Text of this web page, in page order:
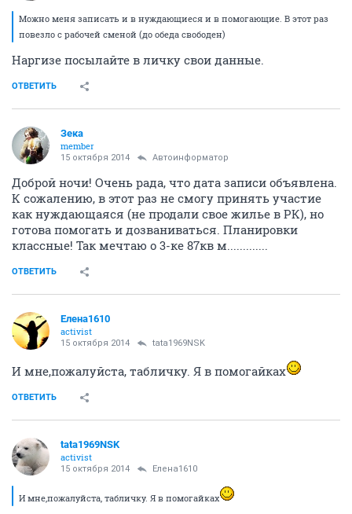
Можно меня записать и в нуждающиеся и в помогающие. В этот раз
повезло с рабочей сменой (до обеда свободен)
Наргизе посылайте в личку свои данные.
ОТВЕТИТЬ
Зека
member
15 октября 2014 Автоинформатор
Доброй ночи! Очень рада, что дата записи объявлена.
К сожалению, в этот раз не смогу принять участие
как нуждающаяся (не продали свое жилье в РК), но
готова помогать и дозваниваться. Планировки
классные! Так мечтаю о 3-ке 87кв м.............
ОТВЕТИТЬ
Елена1610
activist
15 октября 2014 tata1969NSK
И мне,пожалуйста, табличку. Я в помогайках
ОТВЕТИТЬ
tata1969NSK
activist
15 октября 2014 Елена1610
И мне,пожалуйста, табличку. Я в помогайках